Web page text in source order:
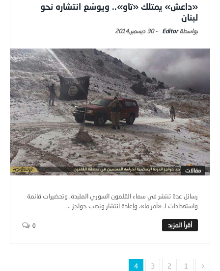
«داعش» يمتلك «تاو».. ويوسّع انتشاره نحو
لبنان
Editor
-30 ديسمبر,2014
مقالات
رسائل عدة تنتشر في سماء القلمون السوري الملبدة، وتحضيرات قائمة
واستعدادات لـ «أمر ما»، وإعادة انتشار ونصب حواجز ...
0
1
2
3
4